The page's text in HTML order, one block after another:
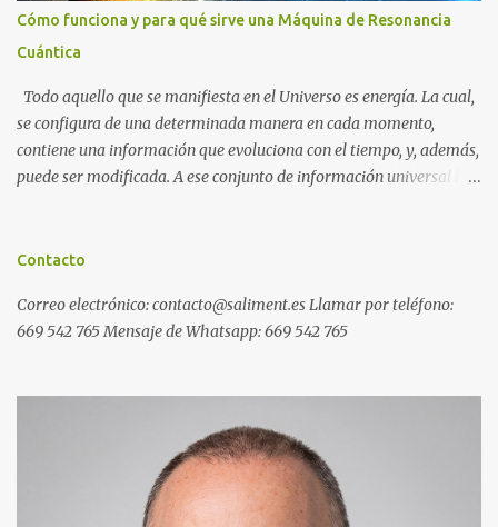
Cómo funciona y para qué sirve una Máquina de Resonancia
Cuántica
Todo aquello que se manifiesta en el Universo es energía. La cual,
se configura de una determinada manera en cada momento,
contiene una información que evoluciona con el tiempo, y, además,
puede ser modificada. A ese conjunto de información universal lo
pensamos en alguien que hace tiempo que no vemos y, de repente,
deseamos algo con intensidad y, contra toda probabilidad, termina
materializándose. O cuando experimentamos a diario una
puede recoger información del campo cuántico y modificarla a
distancia de forma inmediata. Ejemplos de programas generales
de resonancia cuántica: Ejemplos de programas específicos de
Contacto
Correo electrónico: contacto@saliment.es Llamar por teléfono:
669 542 765 Mensaje de Whatsapp: 669 542 765